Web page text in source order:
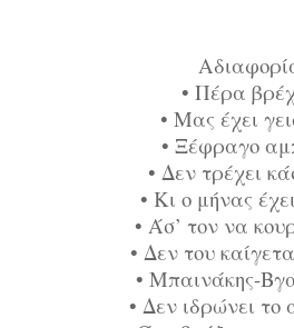
• Πέρα
• Μας έχει
• Ξέφραγο
• Δεν τρέχει
• Κι ο μήνας
• Άσ’ τον να
• Δεν του
• Μπαινάκης-
• Δεν ιδρώνει το